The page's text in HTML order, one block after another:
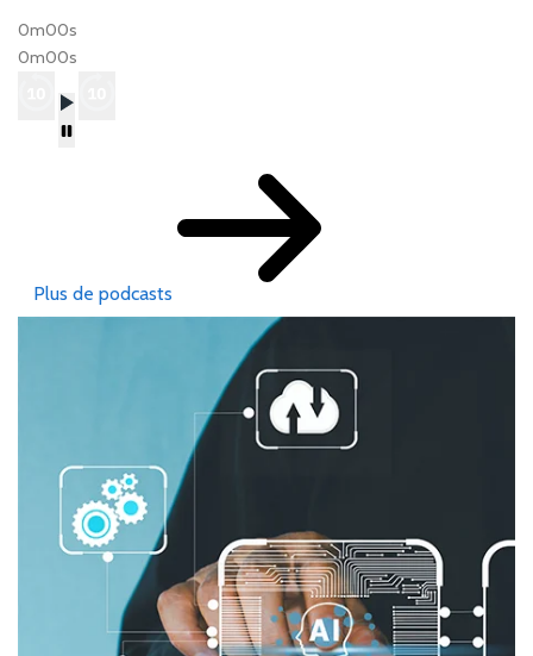
0m00s
0m00s
Plus de podcasts